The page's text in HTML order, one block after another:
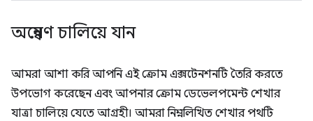
অন্বেষণ চালিয়ে যান
আমরা আশা করি আপনি এই ক্রোম এক্সটেনশনটি তৈরি করতে
উপভোগ করেছেন এবং আপনার ক্রোম ডেভেলপমেন্ট শেখার
যাত্রা চালিয়ে যেতে আগ্রহী। আমরা নিম্নলিখিত শেখার পথটি